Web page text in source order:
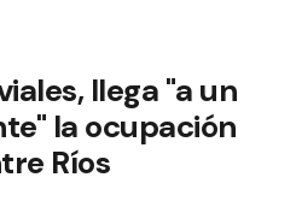
llega "a un
la ocupación
Ríos